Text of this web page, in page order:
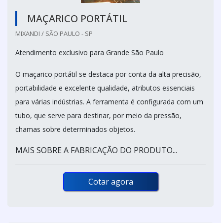
MAÇARICO PORTÁTIL
MIXANDI / SÃO PAULO - SP
Atendimento exclusivo para Grande São Paulo
O maçarico portátil se destaca por conta da alta precisão,
portabilidade e excelente qualidade, atributos essenciais
para várias indústrias. A ferramenta é configurada com um
tubo, que serve para destinar, por meio da pressão,
chamas sobre determinados objetos.
MAIS SOBRE A FABRICAÇÃO DO PRODUTO...
Cotar agora